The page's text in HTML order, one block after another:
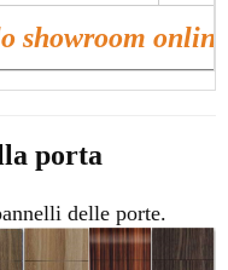
showroom
porta
delle porte.